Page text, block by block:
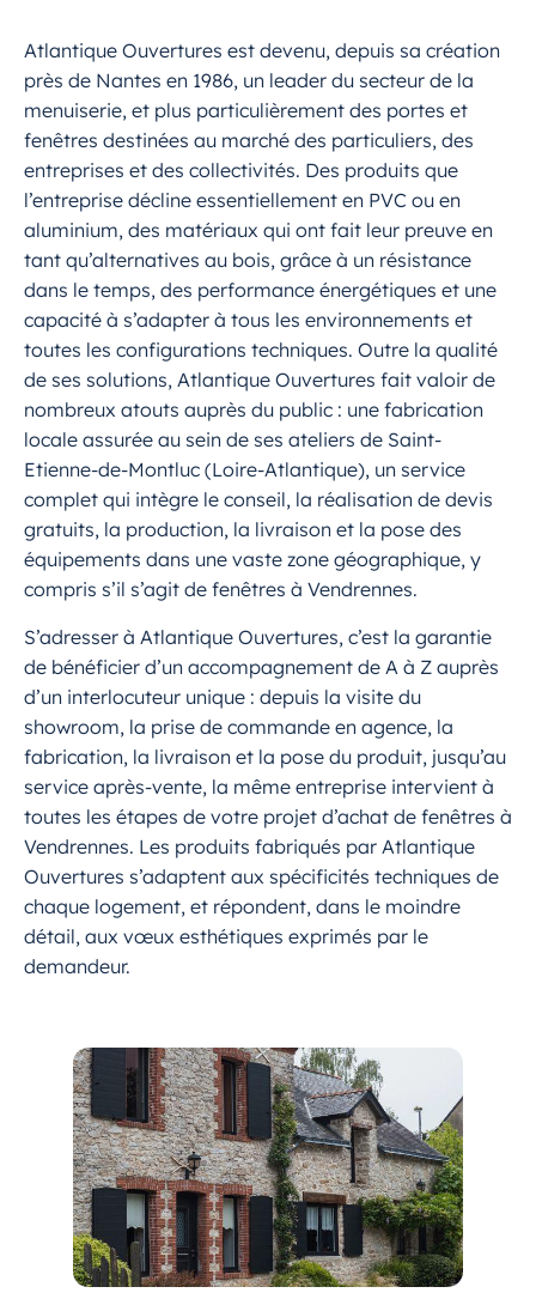
Atlantique Ouvertures est devenu, depuis sa création
près de Nantes en 1986, un leader du secteur de la
menuiserie, et plus particulièrement des portes et
fenêtres destinées au marché des particuliers, des
entreprises et des collectivités. Des produits que
l’entreprise décline essentiellement en PVC ou en
aluminium, des matériaux qui ont fait leur preuve en
tant qu’alternatives au bois, grâce à un résistance
dans le temps, des performance énergétiques et une
capacité à s’adapter à tous les environnements et
toutes les configurations techniques. Outre la qualité
de ses solutions, Atlantique Ouvertures fait valoir de
nombreux atouts auprès du public : une fabrication
locale assurée au sein de ses ateliers de Saint-
Etienne-de-Montluc (Loire-Atlantique), un service
complet qui intègre le conseil, la réalisation de devis
gratuits, la production, la livraison et la pose des
équipements dans une vaste zone géographique, y
compris s’il s’agit de fenêtres à Vendrennes.
S’adresser à Atlantique Ouvertures, c’est la garantie
de bénéficier d’un accompagnement de A à Z auprès
d’un interlocuteur unique : depuis la visite du
showroom, la prise de commande en agence, la
fabrication, la livraison et la pose du produit, jusqu’au
service après-vente, la même entreprise intervient à
toutes les étapes de votre projet d’achat de fenêtres à
Vendrennes. Les produits fabriqués par Atlantique
Ouvertures s’adaptent aux spécificités techniques de
chaque logement, et répondent, dans le moindre
détail, aux vœux esthétiques exprimés par le
demandeur.